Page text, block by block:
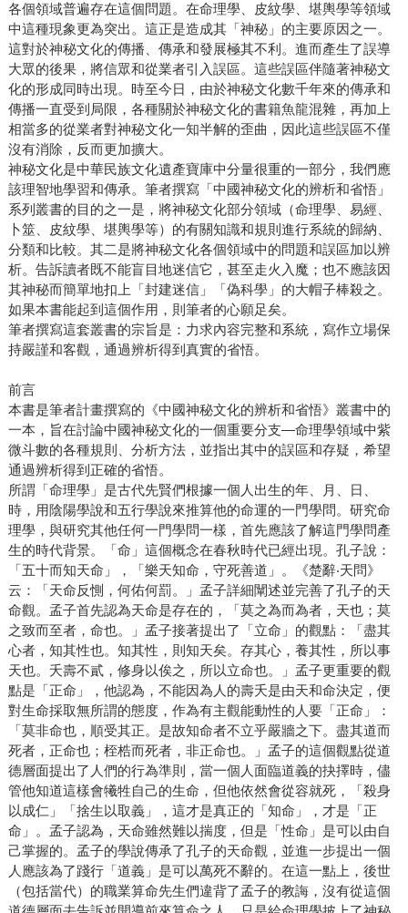
各個領域普遍存在這個問題。在命理學、皮紋學、堪輿學等領域
中這種現象更為突出。這正是造成其「神秘」的主要原因之一。
這對於神秘文化的傳播、傳承和發展極其不利。進而產生了誤導
大眾的後果，將信眾和從業者引入誤區。這些誤區伴隨著神秘文
化的形成同時出現。時至今日，由於神秘文化數千年來的傳承和
傳播一直受到局限，各種關於神秘文化的書籍魚龍混雜，再加上
相當多的從業者對神秘文化一知半解的歪曲，因此這些誤區不僅
沒有消除，反而更加擴大。
神秘文化是中華民族文化遺產寶庫中分量很重的一部分，我們應
該理智地學習和傳承。筆者撰寫「中國神秘文化的辨析和省悟」
系列叢書的目的之一是，將神秘文化部分領域（命理學、易經、
卜筮、皮紋學、堪輿學等）的有關知識和規則進行系統的歸納、
分類和比較。其二是將神秘文化各個領域中的問題和誤區加以辨
析。告訴讀者既不能盲目地迷信它，甚至走火入魔；也不應該因
其神秘而簡單地扣上「封建迷信」「偽科學」的大帽子棒殺之。
如果本書能起到這個作用，則筆者的心願足矣。
筆者撰寫這套叢書的宗旨是：力求內容完整和系統，寫作立場保
持嚴謹和客觀，通過辨析得到真實的省悟。
前言
本書是筆者計畫撰寫的《中國神秘文化的辨析和省悟》叢書中的
一本，旨在討論中國神秘文化的一個重要分支—命理學領域中紫
微斗數的各種規則、分析方法，並指出其中的誤區和存疑，希望
通過辨析得到正確的省悟。
所謂「命理學」是古代先賢們根據一個人出生的年、月、日、
時，用陰陽學說和五行學說來推算他的命運的一門學問。研究命
理學，與研究其他任何一門學問一樣，首先應該了解這門學問產
生的時代背景。「命」這個概念在春秋時代已經出現。孔子說：
「五十而知天命」，「樂天知命，守死善道」。《楚辭‧天問》
云：「天命反惻，何佑何罰。」孟子詳細闡述並完善了孔子的天
命觀。孟子首先認為天命是存在的，「莫之為而為者，天也；莫
之致而至者，命也。」孟子接著提出了「立命」的觀點：「盡其
心者，知其性也。知其性，則知天矣。存其心，養其性，所以事
天也。夭壽不貳，修身以俟之，所以立命也。」孟子更重要的觀
點是「正命」，他認為，不能因為人的壽夭是由天和命決定，便
對生命採取無所謂的態度，作為有主觀能動性的人要「正命」：
「莫非命也，順受其正。是故知命者不立乎嚴牆之下。盡其道而
死者，正命也；桎梏而死者，非正命也。」孟子的這個觀點從道
德層面提出了人們的行為準則，當一個人面臨道義的抉擇時，儘
管他知道這樣會犧牲自己的生命，但他依然會從容就死，「殺身
以成仁」「捨生以取義」，這才是真正的「知命」，才是「正
命」。孟子認為，天命雖然難以揣度，但是「性命」是可以由自
己掌握的。孟子的學說傳承了孔子的天命觀，並進一步提出一個
人應該為了踐行「道義」是可以萬死不辭的。在這一點上，後世
（包括當代）的職業算命先生們違背了孟子的教誨，沒有從這個